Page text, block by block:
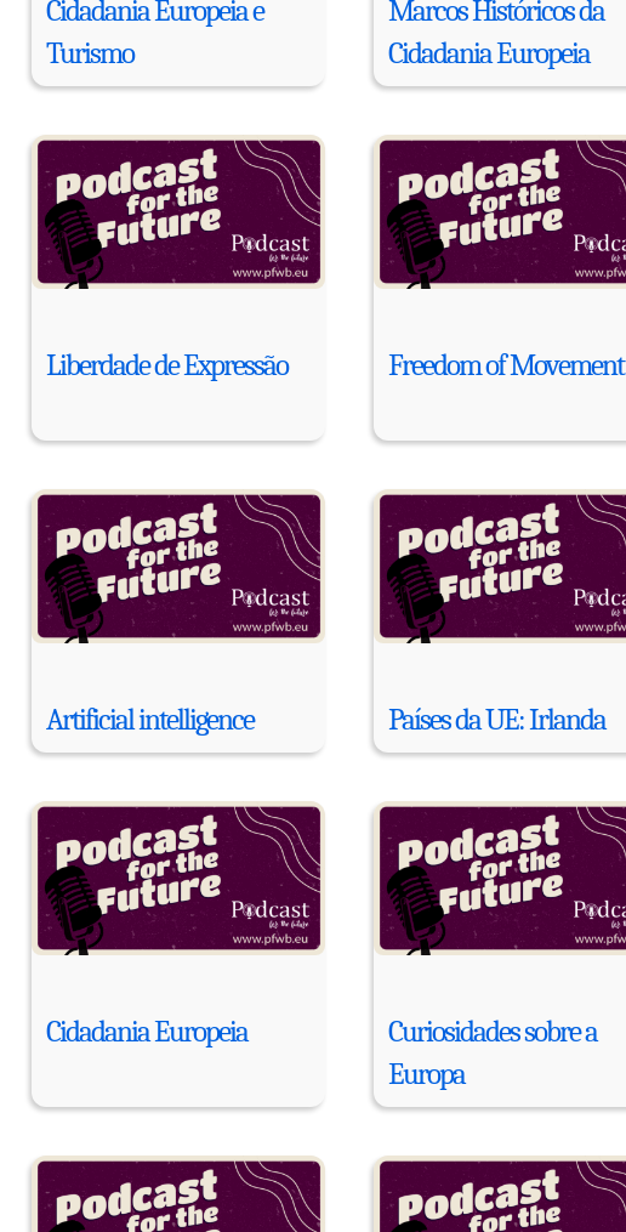
Cidadania Europeia e
Turismo
Marcos Históricos da
Cidadania Europeia
Liberdade de Expressão Freedom of Movement
Artificial intelligence Países da UE: Irlanda
Cidadania Europeia
Curiosidades sobre a
Europa